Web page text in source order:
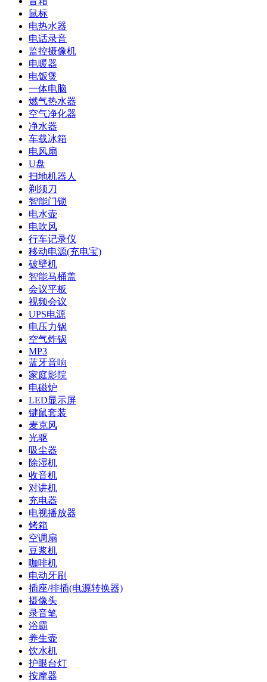
鼠标
电热水器
电话录音
监控摄像机
电暖器
电饭煲
一体电脑
燃气热水器
空气净化器
净水器
车载冰箱
电风扇
U盘
扫地机器人
剃须刀
智能门锁
电水壶
电吹风
行车记录仪
移动电源(充电宝)
破壁机
智能马桶盖
会议平板
视频会议
UPS电源
电压力锅
空气炸锅
MP3
蓝牙音响
家庭影院
电磁炉
LED显示屏
键鼠套装
麦克风
光驱
吸尘器
除湿机
收音机
对讲机
充电器
电视播放器
烤箱
空调扇
豆浆机
咖啡机
电动牙刷
插座/排插(电源转换器)
摄像头
录音笔
浴霸
养生壶
饮水机
护眼台灯
按摩器